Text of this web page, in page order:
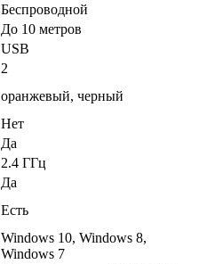
Беспроводной
До 10 метров
USB
2
оранжевый, черный
Нет
Да
2.4 ГГц
Да
Есть
Windows 10, Windows 8,
Windows 7